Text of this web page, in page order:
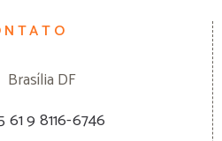
Brasília DF
61 9 8116-6746